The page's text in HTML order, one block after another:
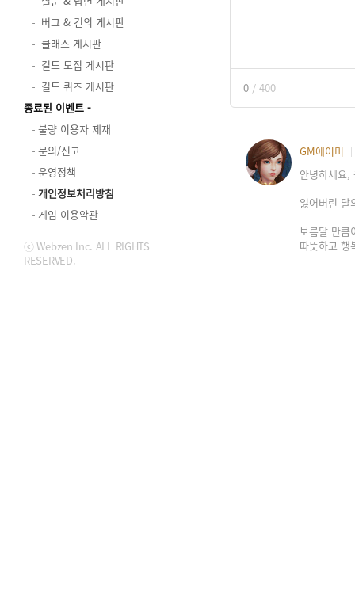
버그 & 건의 게시판
클래스 게시판
길드 모집 게시판
길드 퀴즈 게시판
종료된 이벤트
불량 이용자 제재
문의/신고
운영정책
개인정보처리방침
게임 이용약관
ⓒ Webzen Inc. ALL RIGHTS
RESERVED.
0 / 400
GM에이미
안녕하세요,
잃어버린 달
보름달 만큼
따뜻하고